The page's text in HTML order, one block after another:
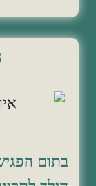
3.
בתום